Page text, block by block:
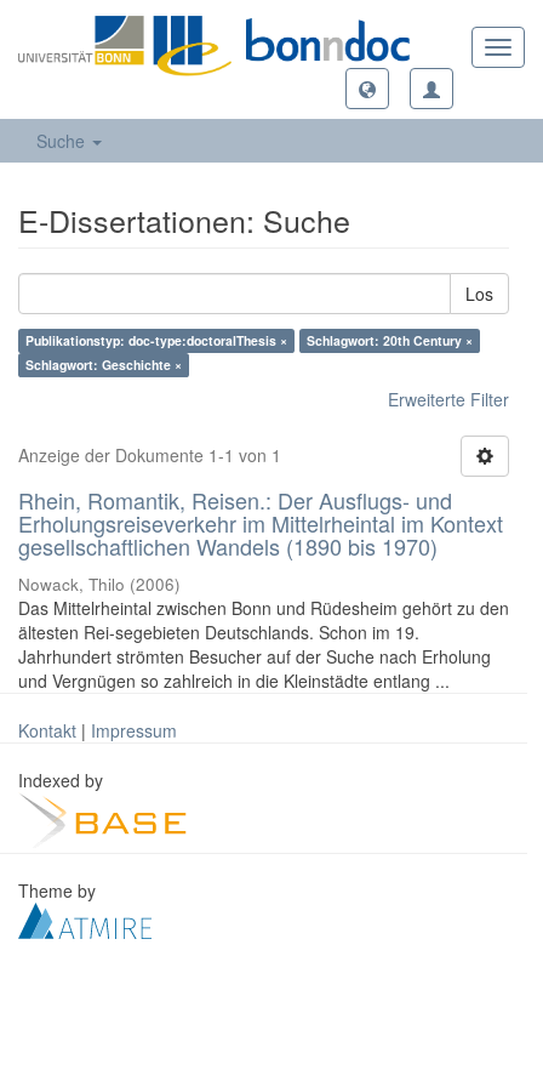
Suche
E-Dissertationen: Suche
Los
Publikationstyp: doc-type:doctoralThesis ×
Schlagwort: 20th Century ×
Schlagwort: Geschichte ×
Erweiterte Filter
Anzeige der Dokumente 1-1 von 1
Rhein, Romantik, Reisen.: Der Ausflugs- und
Erholungsreiseverkehr im Mittelrheintal im Kontext
gesellschaftlichen Wandels (1890 bis 1970)
Nowack, Thilo (2006)
Das Mittelrheintal zwischen Bonn und Rüdesheim gehört zu den
ältesten Rei-segebieten Deutschlands. Schon im 19.
Jahrhundert strömten Besucher auf der Suche nach Erholung
und Vergnügen so zahlreich in die Kleinstädte entlang ...
Kontakt | Impressum
Indexed by
Theme by